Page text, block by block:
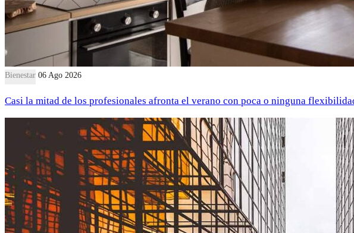
Bienestar 06 Ago 2026
Casi la mitad de los profesionales afronta el verano con poca o ninguna